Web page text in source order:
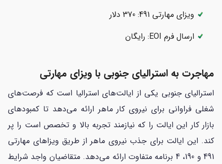
ویزای مهارتی 491: 370 دلار
ارسال فرم EOI: رایگان
مهاجرت به استرالیای جنوبی با ویزای مهارتی
استرالیای جنوبی یکی از ایالت‌های استرالیا است که فرصت‌های
شغلی فراوانی برای نیروی کار ماهر ارائه می‌دهد تا کمبودهای
بازار کار این ایالت را که نیازمند تجربه بالا و تخصص است را پر
کند. این ایالت برای جذب نیروی ماهر از طریق ویزاهای مهارتی
491 و 190، 4 برنامه متفاوت ارائه می‌دهد. متقاضیان واجد شرایط